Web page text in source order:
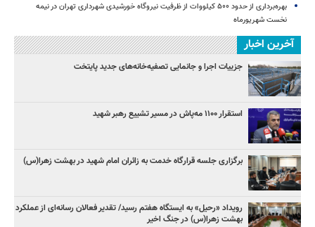
بهره‌برداری از حدود ۵۰۰ کیلووات از ظرفیت نیروگاه خورشیدی شهرداری تهران در نیمه
نخست شهریورماه
آخرین اخبار
جزییات اجرا و جانمایی تصفیه‌خانه‌های جدید پایتخت
استقرار ۱۱۰۰ مه‌پاش در مسیر تشییع رهبر شهید
برگزاری جلسه قرارگاه خدمت به زائران امام شهید در بهشت زهرا(س)
رویداد «رحیل» به ایستگاه هفتم رسید/ تقدیر فعالان رسانه‌ای از عملکرد
بهشت زهرا(س) در جنگ اخیر